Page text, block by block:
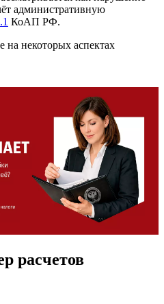
административную
КоАП РФ.
на некоторых аспектах
расчетов